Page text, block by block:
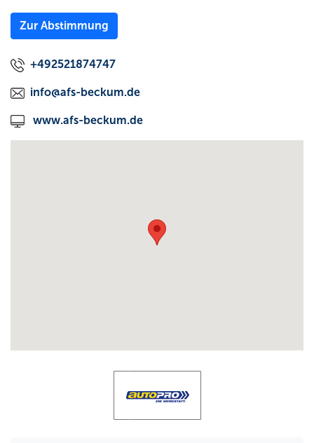
Zur Abstimmung
+492521874747
info@afs-beckum.de
www.afs-beckum.de